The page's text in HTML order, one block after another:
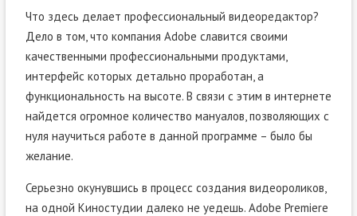
Что здесь делает профессиональный видеоредактор?
Дело в том, что компания Adobe славится своими
качественными профессиональными продуктами,
интерфейс которых детально проработан, а
функциональность на высоте. В связи с этим в интернете
найдется огромное количество мануалов, позволяющих с
нуля научиться работе в данной программе – было бы
желание.
Серьезно окунувшись в процесс создания видеороликов,
на одной Киностудии далеко не уедешь. Adobe Premiere